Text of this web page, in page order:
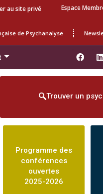
au site privé Espace
de Psychanalyse
Trouver un
Programme des
conférences
ouvertes
2025-2026